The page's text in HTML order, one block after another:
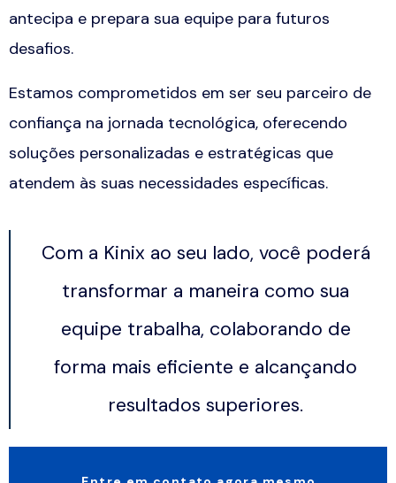
antecipa e prepara sua equipe para futuros
desafios.
Estamos comprometidos em ser seu parceiro de
confiança na jornada tecnológica, oferecendo
soluções personalizadas e estratégicas que
atendem às suas necessidades específicas.
Com a Kinix ao seu lado, você poderá
transformar a maneira como sua
equipe trabalha, colaborando de
forma mais eficiente e alcançando
resultados superiores.